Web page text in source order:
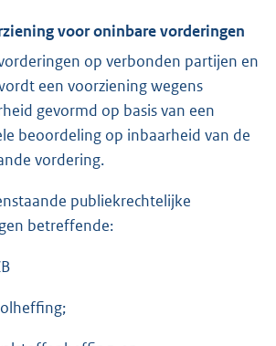
voor oninbare vorderingen
op verbonden partijen en
een voorziening wegens
gevormd op basis van een
beoordeling op inbaarheid van de
vordering.
publiekrechtelijke
betreffende: